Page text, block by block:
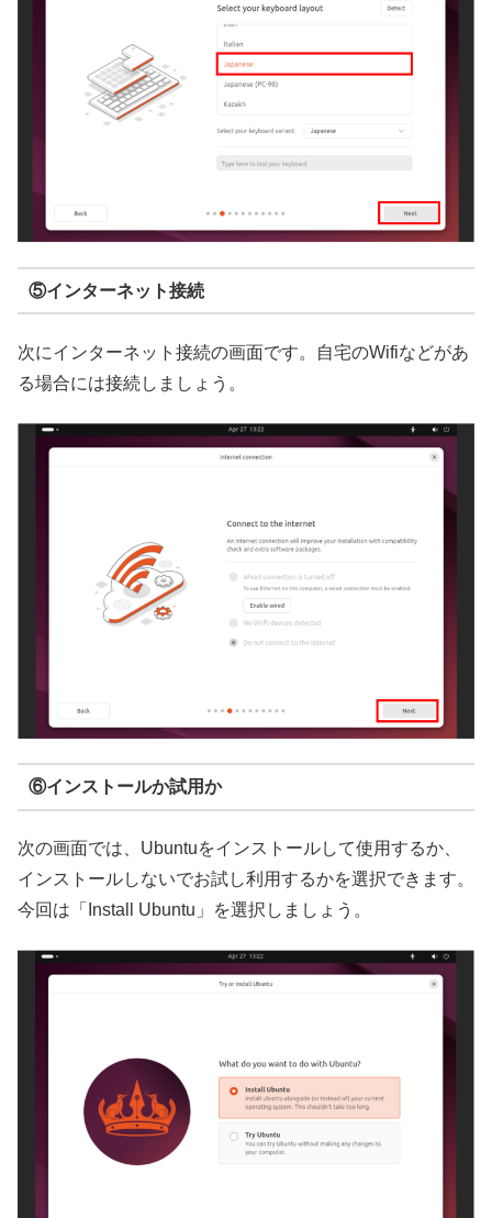
⑤インターネット接続
次にインターネット接続の画面です。自宅のWifiなどがあ
る場合には接続しましょう。
⑥インストールか試用か
次の画面では、Ubuntuをインストールして使用するか、
インストールしないでお試し利用するかを選択できます。
今回は「Install Ubuntu」を選択しましょう。